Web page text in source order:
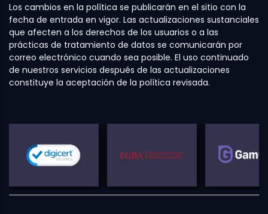
Los cambios en la política se publicarán en el sitio con la
fecha de entrada en vigor. Las actualizaciones sustanciales
que afecten a los derechos de los usuarios o a las
prácticas de tratamiento de datos se comunicarán por
correo electrónico cuando sea posible. El uso continuado
de nuestros servicios después de las actualizaciones
constituye la aceptación de la política revisada.